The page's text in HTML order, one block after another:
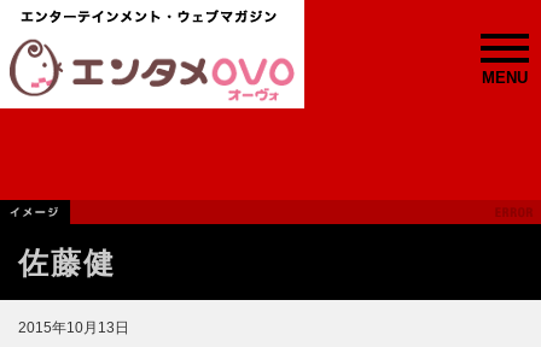
MENU
佐藤健
2015年10月13日